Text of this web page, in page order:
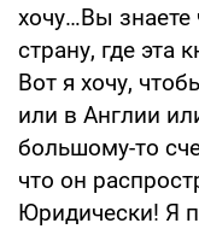
хочу…Вы
страну, где эта
Вот я хочу,
или в Англии
большому-то
что он
Юридически! Я